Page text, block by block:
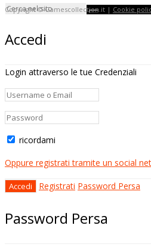
Copyright © Gamescollection.it | Cookie
Accedi
Login attraverso le tue Credenziali
ricordami
Oppure registrati tramite un social
Registrati Password Persa
Password Persa